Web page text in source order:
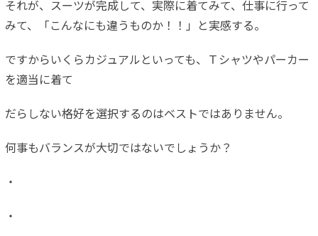
それが、スーツが完成して、実際に着てみて、仕事に行って
みて、「こんなにも違うものか！！」と実感する。
ですからいくらカジュアルといっても、Ｔシャツやパーカー
を適当に着て
だらしない格好を選択するのはベストではありません。
何事もバランスが大切ではないでしょうか？
・
・